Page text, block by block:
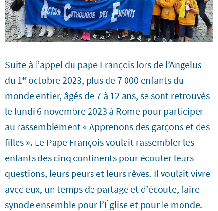
Suite à l’appel du pape François lors de l’Angelus
du 1eroctobre 2023, plus de 7 000 enfants du
monde entier, âgés de 7 à 12 ans, se sont retrouvés
le lundi 6 novembre 2023 à Rome pour participer
au rassemblement « Apprenons des garçons et des
filles ». Le Pape François voulait rassembler les
enfants des cinq continents pour écouter leurs
questions, leurs peurs et leurs rêves. Il voulait vivre
avec eux, un temps de partage et d’écoute, faire
synode ensemble pour l’Église et pour le monde.